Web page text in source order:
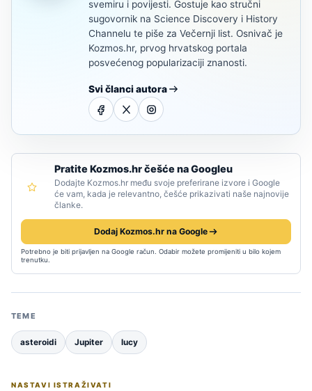
svemiru i povijesti. Gostuje kao stručni
sugovornik na Science Discovery i History
Channelu te piše za Večernji list. Osnivač je
Kozmos.hr, prvog hrvatskog portala
posvećenog popularizaciji znanosti.
Svi članci autora
Pratite Kozmos.hr češće na Googleu
Dodajte Kozmos.hr među svoje preferirane izvore i Google
će vam, kada je relevantno, češće prikazivati naše najnovije
članke.
Dodaj Kozmos.hr na Google
Potrebno je biti prijavljen na Google račun. Odabir možete promijeniti u bilo kojem
trenutku.
TEME
asteroidi Jupiter lucy
NASTAVI ISTRAŽIVATI